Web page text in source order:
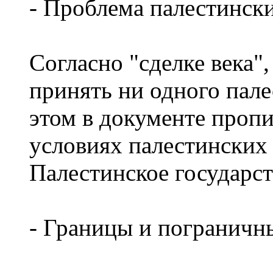
- Проблема
Согласно "сделке
принять ни одного
этом в документе
условиях
Палестинское
- Границы и